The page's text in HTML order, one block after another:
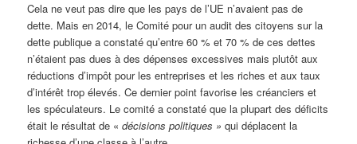
Cela ne veut pas dire que les pays de l’UE n’avaient pas de
dette. Mais en 2014, le Comité pour un audit des citoyens sur la
dette publique a constaté qu’entre 60 % et 70 % de ces dettes
n’étaient pas dues à des dépenses excessives mais plutôt aux
réductions d’impôt pour les entreprises et les riches et aux taux
d’intérêt trop élevés. Ce dernier point favorise les créanciers et
les spéculateurs. Le comité a constaté que la plupart des déficits
était le résultat de «décisions politiques » qui déplacent la